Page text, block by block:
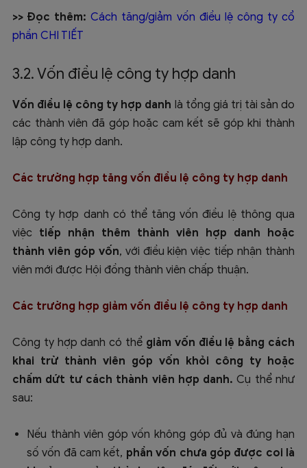
>> Đọc thêm: Cách tăng/giảm vốn điều lệ công ty cổ
phần CHI TIẾT
3.2. Vốn điều lệ công ty hợp danh
Vốn điều lệ công ty hợp danh là tổng giá trị tài sản do
các thành viên đã góp hoặc cam kết sẽ góp khi thành
lập công ty hợp danh.
Các trường hợp tăng vốn điều lệ công ty hợp danh
Công ty hợp danh có thể tăng vốn điều lệ thông qua
việc tiếp nhận thêm thành viên hợp danh hoặc
thành viên góp vốn, với điều kiện việc tiếp nhận thành
viên mới được Hội đồng thành viên chấp thuận.
Các trường hợp giảm vốn điều lệ công ty hợp danh
Công ty hợp danh có thể giảm vốn điều lệ bằng cách
khai trừ thành viên góp vốn khỏi công ty hoặc
chấm dứt tư cách thành viên hợp danh. Cụ thể như
sau:
Nếu thành viên góp vốn không góp đủ và đúng hạn
số vốn đã cam kết, phần vốn chưa góp được coi là